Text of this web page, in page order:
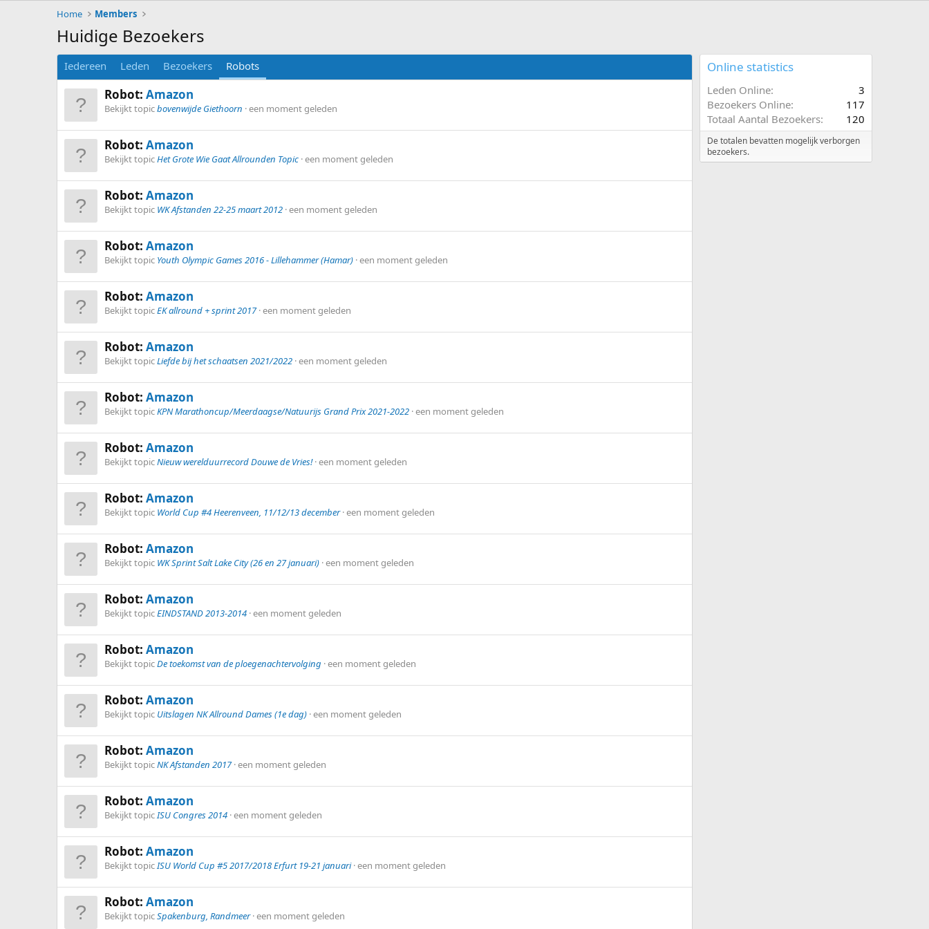
Home Members
Huidige Bezoekers
Iedereen Leden Bezoekers Robots
Robot: Amazon
Bekijkt topicbovenwijde Giethoorn een moment geleden
Robot: Amazon
Bekijkt topicHet Grote Wie Gaat Allrounden Topic een moment geleden
Robot: Amazon
Bekijkt topic WK Afstanden 22-25 maart 2012 een moment geleden
Robot: Amazon
Bekijkt topic Youth Olympic Games 2016 - Lillehammer (Hamar) een moment geleden
Robot: Amazon
Bekijkt topicEK allround + sprint 2017 een moment geleden
Robot: Amazon
Bekijkt topicLiefde bij het schaatsen 2021/2022 een moment geleden
Robot: Amazon
Bekijkt topicKPN Marathoncup/Meerdaagse/Natuurijs Grand Prix 2021-2022 een moment geleden
Robot: Amazon
Bekijkt topicNieuw werelduurrecord Douwe de Vries! een moment geleden
Robot: Amazon
Bekijkt topic World Cup #4 Heerenveen, 11/12/13 december een moment geleden
Robot: Amazon
Bekijkt topic WK Sprint Salt Lake City (26 en 27 januari) een moment geleden
Robot: Amazon
Bekijkt topicEINDSTAND 2013-2014 een moment geleden
Robot: Amazon
Bekijkt topicDe toekomst van de ploegenachtervolging een moment geleden
Robot: Amazon
Bekijkt topic Uitslagen NK Allround Dames (1e dag) een moment geleden
Robot: Amazon
Bekijkt topicNK Afstanden 2017 een moment geleden
Robot: Amazon
Bekijkt topicISU Congres 2014 een moment geleden
Robot: Amazon
Bekijkt topicISU World Cup #5 2017/2018 Erfurt 19-21 januari een moment geleden
Robot: Amazon
Bekijkt topicSpakenburg, Randmeer een moment geleden
Online statistics
Leden Online
3
Bezoekers Online
117
Totaal Aantal Bezoekers
120
De totalen bevatten mogelijk verborgen
bezoekers.